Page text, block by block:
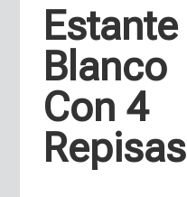
Estante
Blanco
Con 4
Repisas